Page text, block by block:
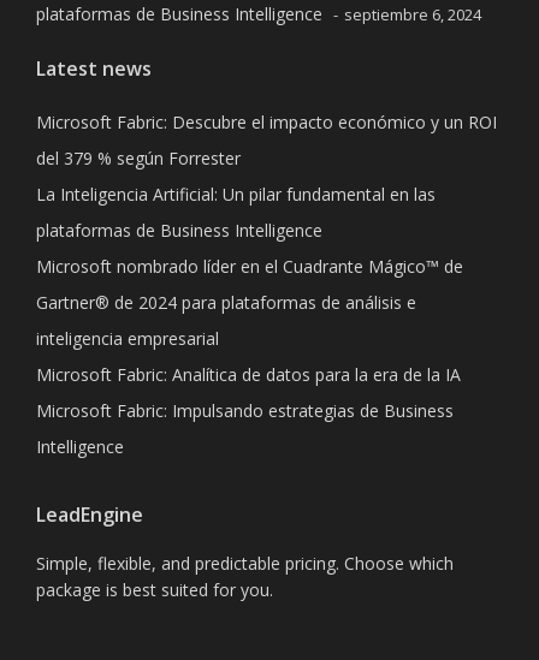
plataformas de Business Intelligence
septiembre 6, 2024
Latest news
Microsoft Fabric: Descubre el impacto económico y un ROI
del 379 % según Forrester
La Inteligencia Artificial: Un pilar fundamental en las
plataformas de Business Intelligence
Microsoft nombrado líder en el Cuadrante Mágico™ de
Gartner® de 2024 para plataformas de análisis e
inteligencia empresarial
Microsoft Fabric: Analítica de datos para la era de la IA
Microsoft Fabric: Impulsando estrategias de Business
Intelligence
LeadEngine
Simple, flexible, and predictable pricing. Choose which
package is best suited for you.